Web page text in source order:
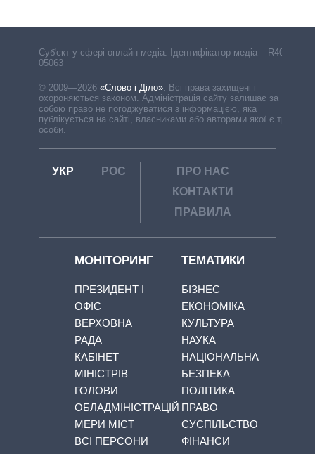
Cуб'єкт у сфері онлайн-медіа. Ідентифікатор медіа – R40-
05063
© 2009—2026 «Слово і Діло» Всі права захищені і
охороняються законом. Адміністрація сайту залишає за
собою право не погоджуватися з інформацією, яка
публікується на сайті, власниками або авторами якої є треті
особи.
УКР РОС
ПРО НАС
КОНТАКТИ
ПРАВИЛА
МОНІТОРИНГ
ПРЕЗИДЕНТ І
ОФІС
ВЕРХОВНА
РАДА
КАБІНЕТ
МІНІСТРІВ
ГОЛОВИ
ОБЛАДМІНІСТРАЦІЙ
МЕРИ МІСТ
ВСІ ПЕРСОНИ
ТЕМАТИКИ
БІЗНЕС
ЕКОНОМІКА
КУЛЬТУРА
НАУКА
НАЦІОНАЛЬНА
БЕЗПЕКА
ПОЛІТИКА
ПРАВО
СУСПІЛЬСТВО
ФІНАНСИ